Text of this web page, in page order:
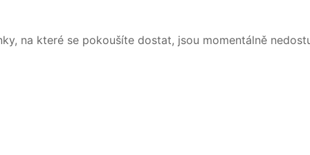
na které se pokoušíte dostat, jsou momentálně